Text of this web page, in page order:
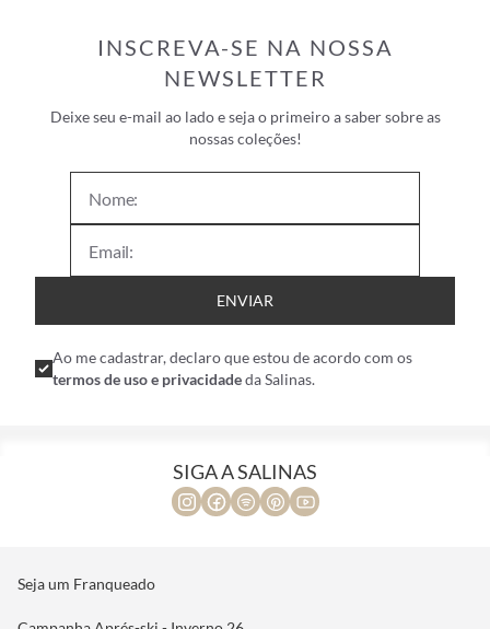
INSCREVA-SE NA NOSSA
NEWSLETTER
Deixe seu e-mail ao lado e seja o primeiro a saber sobre as
nossas coleções!
ENVIAR
Ao me cadastrar, declaro que estou de acordo com os
termos de uso e privacidadeda Salinas.
SIGA A SALINAS
Seja um Franqueado